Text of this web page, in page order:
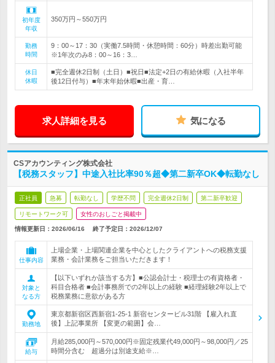
初年度
年収
350万円～550万円
勤務
時間
9：00～17：30（実働7.5時間・休憩時間：60分）時差出勤可能
※1年次のみ8：00～16：3…
休日
休暇
■完全週休2日制（土日）■祝日■法定+2日の有給休暇（入社半年
後12日付与）■年末年始休暇■出産・育…
求人詳細を見る 気になる
CSアカウンティング株式会社
【税務スタッフ】中途入社比率90％超◆第二新卒OK◆転勤なし
正社員 急募 転勤なし 学歴不問 完全週休2日制 第二新卒歓迎
リモートワーク可 女性のおしごと掲載中
情報更新日：2026/06/16 終了予定日： 2026/12/07
仕事内容
上場企業・上場関連企業を中心としたクライアントへの税務支援
業務・会計業務をご担当いただきます！
対象と
なる方
【以下いずれか該当する方】■公認会計士・税理士の有資格者・
科目合格者 ■会計事務所での2年以上の経験 ■経理経験2年以上で
税務業務に意欲がある方
勤務地
東京都新宿区西新宿1-25-1 新宿センタービル31階 【雇入れ直
後】上記事業所 【変更の範囲】会…
給与
月給285,000円～570,000円※固定残業代49,000円～98,000円／25
時間分含む 超過分は別途支給※…